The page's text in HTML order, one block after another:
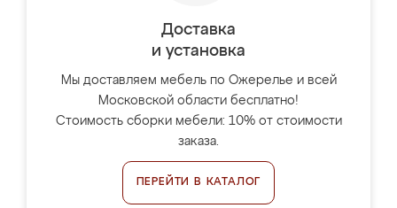
Доставка
и установка
Мы доставляем мебель по Ожерелье и всей
Московской области бесплатно!
Стоимость сборки мебели: 10% от стоимости
заказа.
ПЕРЕЙТИ В КАТАЛОГ